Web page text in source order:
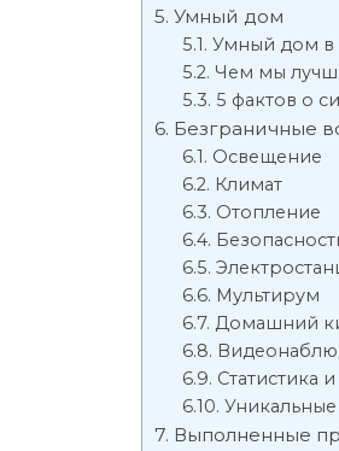
Умный дом
Умный дом в
Чем мы
5 фактов о
Безграничные
Освещение
Климат
Отопление
Мультирум
Домашний
Статистика
Выполненные